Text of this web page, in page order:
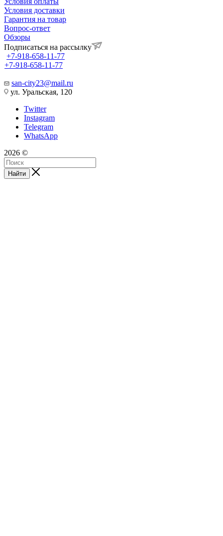
Условия доставки
Гарантия на товар
Вопрос-ответ
Обзоры
Подписаться на рассылку
+7-918-658-11-77
+7-918-658-11-77
san-city23@mail.ru
ул. Уральская, 120
Twitter
Instagram
Telegram
WhatsApp
2026 ©
Найти